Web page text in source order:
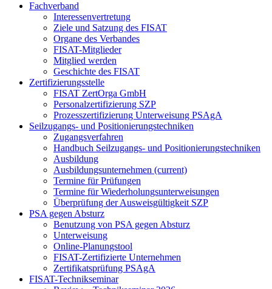
Fachverband
Interessenvertretung
Ziele und Satzung des FISAT
Organe des Verbandes
FISAT-Mitglieder
Mitglied werden
Geschichte des FISAT
Zertifizierungsstelle
FISAT ZertOrga GmbH
Personalzertifizierung SZP
Prozesszertifizierung Unterweisung PSAgA
Seilzugangs- und Positionierungstechniken
Zugangsverfahren
Handbuch Seilzugangs- und Positionierungstechniken
Ausbildung
Ausbildungsunternehmen (current)
Termine für Prüfungen
Termine für Wiederholungsunterweisungen
Überprüfung der Ausweisgültigkeit SZP
PSA gegen Absturz
Benutzung von PSA gegen Absturz
Unterweisung
Online-Planungstool
FISAT-Zertifizierte Unternehmen
Zertifikatsprüfung PSAgA
FISAT-Technikseminar